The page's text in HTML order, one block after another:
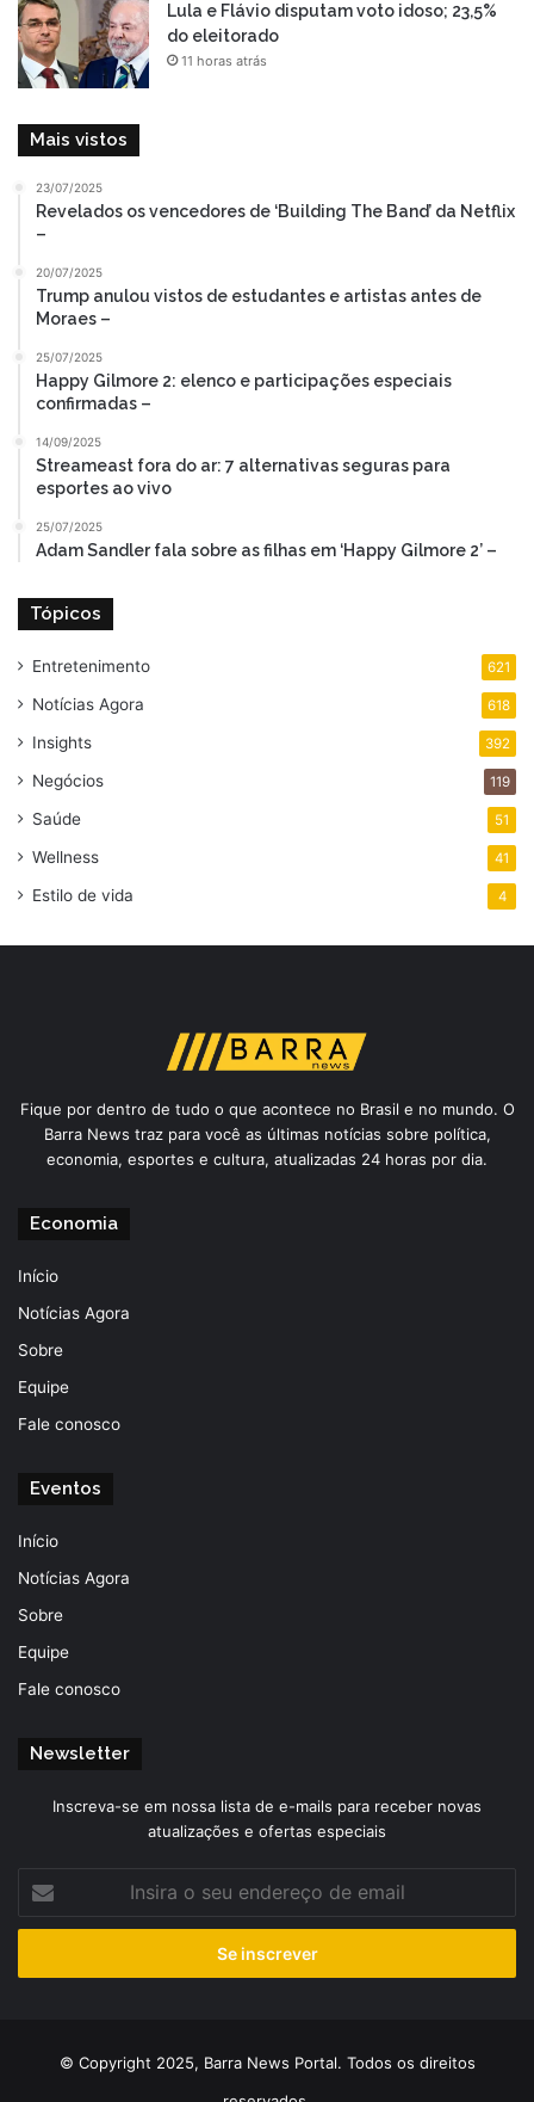
Lula e Flávio disputam voto idoso; 23,5%
do eleitorado
11 horas atrás
Mais vistos
23/07/2025
Revelados os vencedores de ‘Building The Band’ da Netflix
–
20/07/2025
Trump anulou vistos de estudantes e artistas antes de
Moraes –
25/07/2025
Happy Gilmore 2: elenco e participações especiais
confirmadas –
14/09/2025
Streameast fora do ar: 7 alternativas seguras para
esportes ao vivo
25/07/2025
Adam Sandler fala sobre as filhas em ‘Happy Gilmore 2’ –
Tópicos
Entretenimento 621
Notícias Agora 618
Insights 392
Negócios 119
Saúde 51
Wellness 41
Estilo de vida 4
Fique por dentro de tudo o que acontece no Brasil e no mundo. O
Barra News traz para você as últimas notícias sobre política,
economia, esportes e cultura, atualizadas 24 horas por dia.
Economia
Início
Notícias Agora
Sobre
Equipe
Fale conosco
Eventos
Início
Notícias Agora
Sobre
Equipe
Fale conosco
Newsletter
Inscreva-se em nossa lista de e-mails para receber novas
atualizações e ofertas especiais
seu
de
© Copyright 2025, Barra News Portal. Todos os direitos